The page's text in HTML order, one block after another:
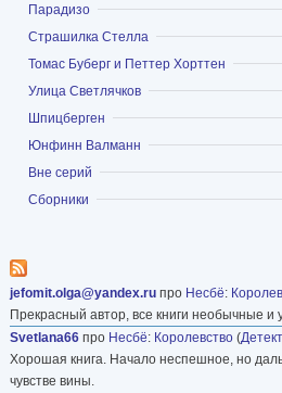
Показать
Парадизо
Показать
Страшилка Стелла
Показать
Томас Буберг и Петтер Хорттен
Показать
Улица Светлячков
Показать
Шпицберген
Показать
Юнфинн Валманн
Показать
Вне серий
Показать
Сборники
jefomit.olga@yandex.ru про Несбё:
Прекрасный автор, все книги необычные
Svetlana66 про Несбё: Королевство (
Хорошая книга. Начало неспешное, но
чувстве вины.